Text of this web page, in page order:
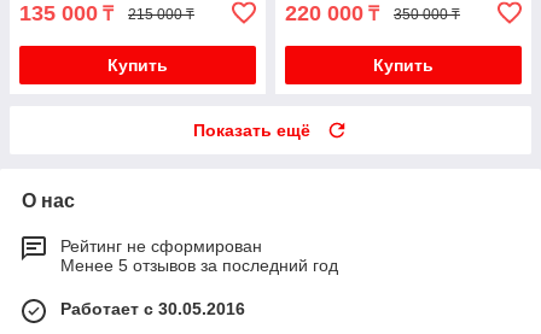
135 000 ₸ 215 000 ₸
Купить
220 000 ₸ 350 000 ₸
Купить
Показать ещё
О нас
Рейтинг не сформирован
Менее 5 отзывов за последний год
Работает с 30.05.2016